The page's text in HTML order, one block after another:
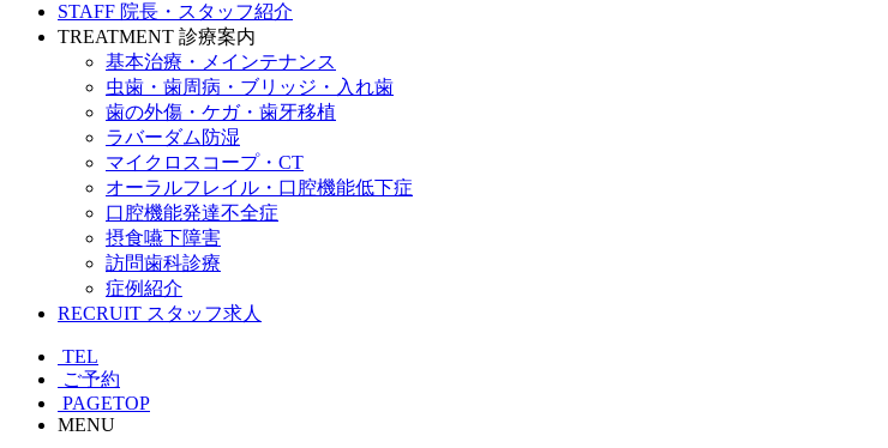
STAFF 院長・スタッフ紹介
TREATMENT 診療案内
基本治療・メインテナンス
虫歯・歯周病・ブリッジ・入れ歯
歯の外傷・ケガ・歯牙移植
ラバーダム防湿
マイクロスコープ・CT
オーラルフレイル・口腔機能低下症
口腔機能発達不全症
摂食嚥下障害
訪問歯科診療
症例紹介
RECRUIT スタッフ求人
TEL
ご予約
PAGETOP
MENU